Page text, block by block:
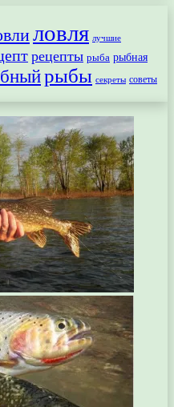
ловля лучшие
рецепты рыба рыбная
рыбы секреты советы